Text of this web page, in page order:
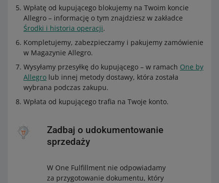
godzina złożenia i opłacenia zamówienia do 19:00
realizacja zamówienia (przekazanie
kurierowi w magazynie)
samego
soboty
godzina złożenia i opłacenia zamówienia
dnia
godzina złożenia i opłacenia zamówienia
realizacja zamówienia (przekazanie
kurierowi w magazynie)
tego
dnia
soboty
godzina złożenia i opłacenia zamówienia nie dotyczy
realizacja zamówienia (przekazanie kurierowi
w magazynie)
niedziele
godzina złożenia i opłacenia zamówienia
realizacja zamówienia (przekazanie kurierowi
w magazynie)
Wpłatę od kupującego blokujemy na Twoim koncie
Allegro – informację o tym znajdziesz w zakładce
Środki i historia operacji.
Kompletujemy, zabezpieczamy i pakujemy zamówienie
w Magazynie Allegro.
Wysyłamy przesyłkę do kupującego – w ramach One by
Allegro lub innej metody dostawy, która została
wybrana podczas zakupu.
Wpłata od kupującego trafia na Twoje konto.
Zadbaj o udokumentowanie
sprzedaży
W One Fulfillment nie odpowiadamy
za przygotowanie dokumentu, który